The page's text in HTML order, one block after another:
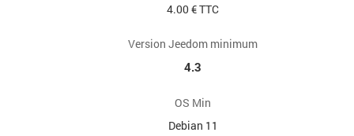
4.00 € TTC
Version Jeedom minimum
4.3
OS Min
Debian 11